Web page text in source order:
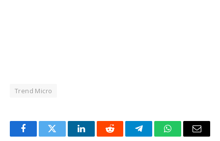
Trend Micro
FacebookTwitter LinkedInReddit TelegramWhatsAppEmail